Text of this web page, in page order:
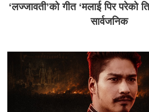
‘लज्जावती’को गीत ‘मलाई पिर परेको
सार्वजनिक